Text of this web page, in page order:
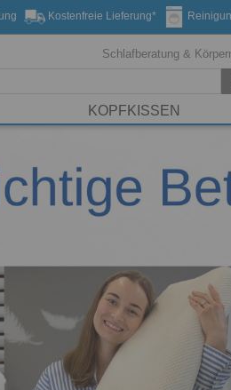
Kostenfreie Lieferung*
Schlafberatung &
KOPFKISSEN